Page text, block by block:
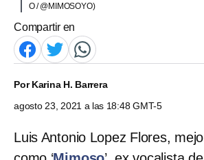
O / @MIMOSOYO)
Compartir en
PorKarina H. Barrera
agosto 23, 2021 a las 18:48 GMT-5
Luis Antonio Lopez Flores️️️,